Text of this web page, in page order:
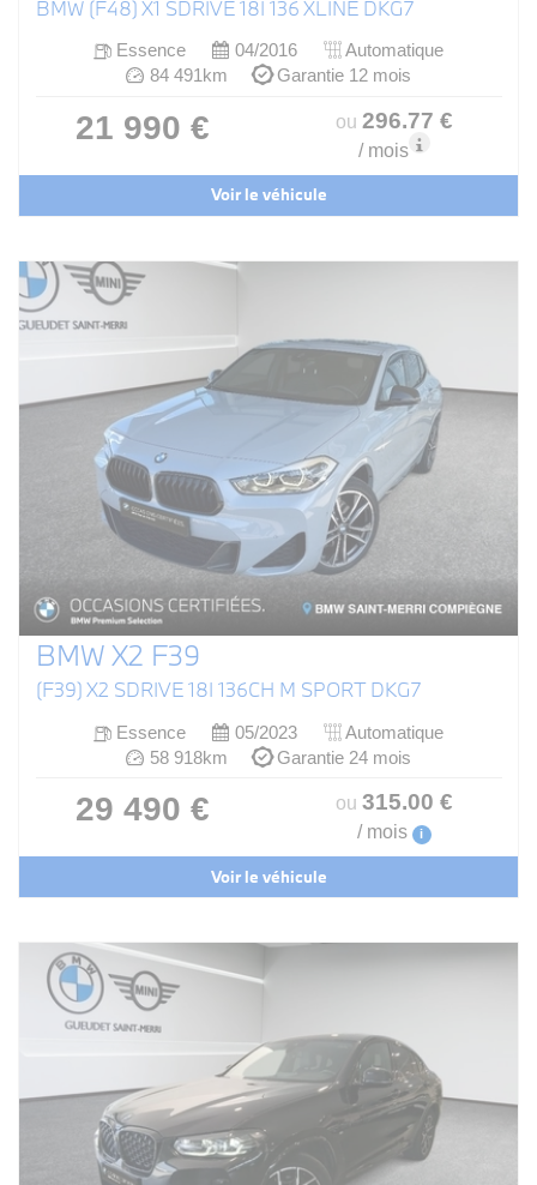
BMW (F48) X1 SDRIVE 18I 136 XLINE DKG7
Essence 04/2016
Automatique
84 491km
Garantie 12 mois
21 990 € ou 296.77 €
/ mois
Voir le véhicule
BMW X2 F39
(F39) X2 SDRIVE 18I 136CH M SPORT DKG7
Essence 05/2023
Automatique
58 918km
Garantie 24 mois
29 490 € ou 315.00 €
/ mois i
Voir le véhicule